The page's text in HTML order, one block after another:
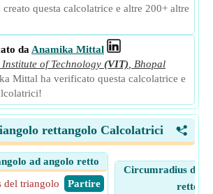
questa calcolatrice e altre 200+ altre
da Anamika Mittal
Institute of Technology (VIT)
Bhopal
Mittal ha verificato questa calcolatrice e
<
rettangolo Calcolatrici
ad angolo retto
​ Partire
del triangolo
Circumradius del
retto